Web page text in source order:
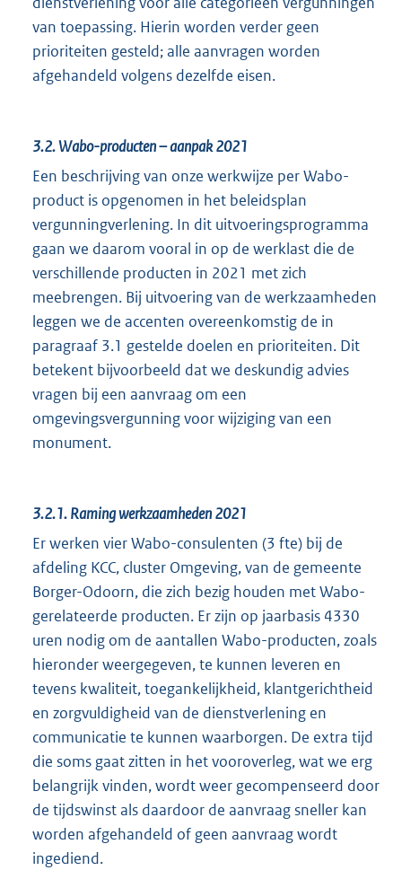
van toepassing. Hierin worden verder geen
prioriteiten gesteld; alle aanvragen worden
afgehandeld volgens dezelfde eisen.
3.2.Wabo-producten – aanpak 2021
Een beschrijving van onze werkwijze per Wabo-
product is opgenomen in het beleidsplan
vergunningverlening. In dit uitvoeringsprogramma
gaan we daarom vooral in op de werklast die de
verschillende producten in 2021 met zich
meebrengen. Bij uitvoering van de werkzaamheden
leggen we de accenten overeenkomstig de in
paragraaf 3.1 gestelde doelen en prioriteiten. Dit
betekent bijvoorbeeld dat we deskundig advies
vragen bij een aanvraag om een
omgevingsvergunning voor wijziging van een
monument.
3.2.1.Raming werkzaamheden 2021
Er werken vier Wabo-consulenten (3 fte) bij de
afdeling KCC, cluster Omgeving, van de gemeente
Borger-Odoorn, die zich bezig houden met Wabo-
gerelateerde producten. Er zijn op jaarbasis 4330
uren nodig om de aantallen Wabo-producten, zoals
hieronder weergegeven, te kunnen leveren en
tevens kwaliteit, toegankelijkheid, klantgerichtheid
en zorgvuldigheid van de dienstverlening en
communicatie te kunnen waarborgen. De extra tijd
die soms gaat zitten in het vooroverleg, wat we erg
belangrijk vinden, wordt weer gecompenseerd door
de tijdswinst als daardoor de aanvraag sneller kan
worden afgehandeld of geen aanvraag wordt
ingediend.